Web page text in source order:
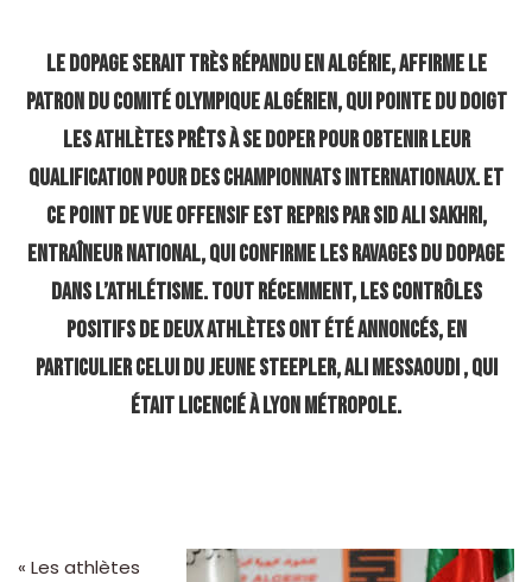
Le dopage serait très répandu en Algérie, affirme le
patron du Comité Olympique Algérien, qui pointe du doigt
les athlètes prêts à se doper pour obtenir leur
qualification pour des championnats internationaux. Et
ce point de vue offensif est repris par Sid Ali Sakhri,
entraîneur national, qui confirme les ravages du dopage
dans l’athlétisme. Tout récemment, les contrôles
positifs de deux athlètes ont été annoncés, en
particulier celui du jeune steepler, Ali Messaoudi , qui
était licencié à Lyon Métropole.
« Les athlètes